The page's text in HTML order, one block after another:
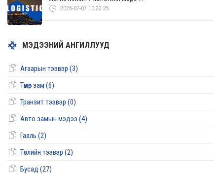
2026-07-07 10:22:25
МЭДЭЭНИЙ АНГИЛЛУУД
Агаарын тээвэр (3)
Төмөр зам (6)
Транзит тээвэр (0)
Авто замын мэдээ (4)
Гааль (2)
Төслийн тээвэр (2)
Бусад (27)